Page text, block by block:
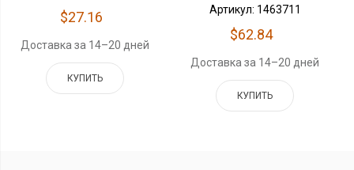
$27.16
Доставка за 14–20 дней
КУПИТЬ
Артикул: 1463711
$62.84
Доставка за 14–20 дней
КУПИТЬ